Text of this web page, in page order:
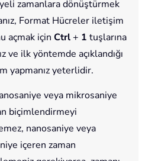
zamanlara dönüştürmek
Format Hücreler iletişim
açmak için Ctrl+ 1 tuşlarına
ve ilk yöntemde açıklandığı
yapmanız yeterlidir.
veya mikrosaniye
biçimlendirmeyi
nanosaniye veya
içeren zaman